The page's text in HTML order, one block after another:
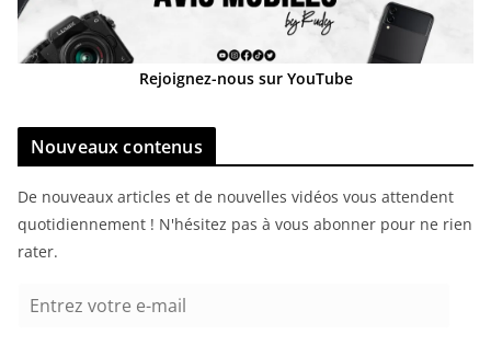
Rejoignez-nous sur YouTube
Nouveaux contenus
De nouveaux articles et de nouvelles vidéos vous attendent
quotidiennement ! N'hésitez pas à vous abonner pour ne rien
rater.